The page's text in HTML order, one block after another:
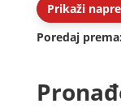
Prikaži
Poredaj prema